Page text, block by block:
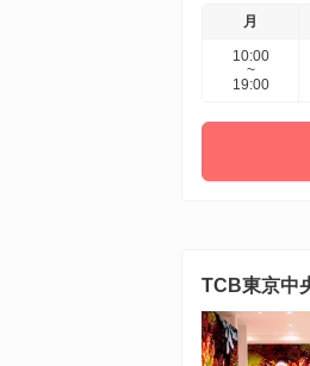
月
10:00
~
19:00
TCB東京中